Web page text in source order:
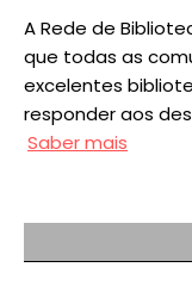
A Rede de
que todas as
excelentes
responder aos
Saber mais